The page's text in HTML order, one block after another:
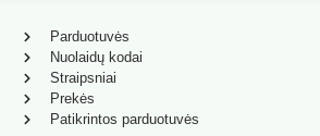
Parduotuvės
Nuolaidų kodai
Straipsniai
Prekės
Patikrintos parduotuvės